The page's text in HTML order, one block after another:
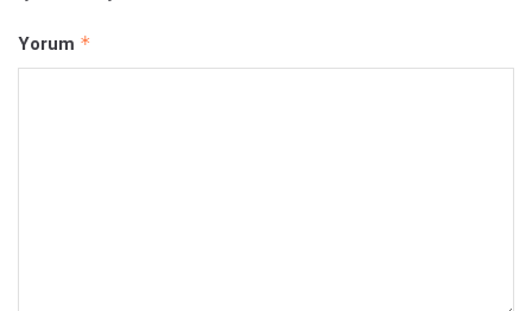
Yorum *